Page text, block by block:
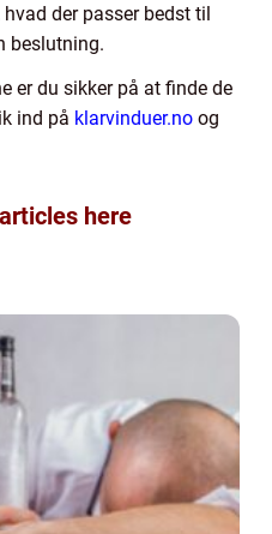
der passer bedst til
beslutning.
er du sikker på at finde de
ind på klarvinduer.no og
here